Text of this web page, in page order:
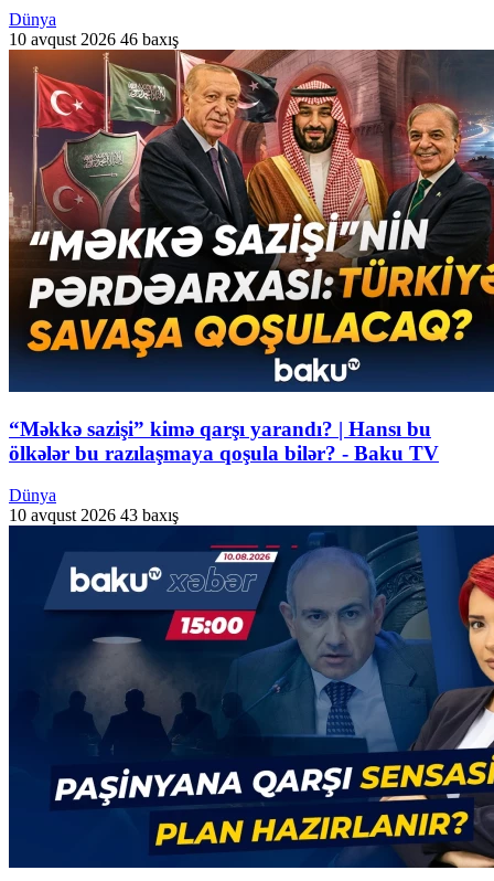
Dünya
10 avqust 2026 46 baxış
“Məkkə sazişi” kimə qarşı yarandı? | Hansı bu
ölkələr bu razılaşmaya qoşula bilər? - Baku TV
Dünya
10 avqust 2026 43 baxış